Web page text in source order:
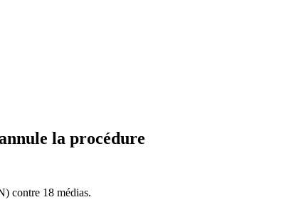
la procédure
contre 18 médias.